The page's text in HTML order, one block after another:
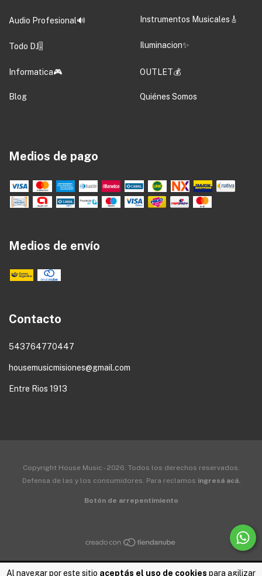
Al navegar por este sitio aceptás el uso de cookies para agilizar
Audio Profesional🔊 Instrumentos Musicales🎸
Todo DJ🎚️ Iluminacion✨
Informatica🎮 OUTLET💰
Blog Quiénes Somos
Medios de pago
Medios de envío
Contacto
543764770447
housemusicmisiones@gmail.com
Entre Rios 1913
Copyright House Music - 2026. Todos los derechos reservados.
Defensa de las y los consumidores. Para reclamos ingresá acá.
Botón de arrepentimiento